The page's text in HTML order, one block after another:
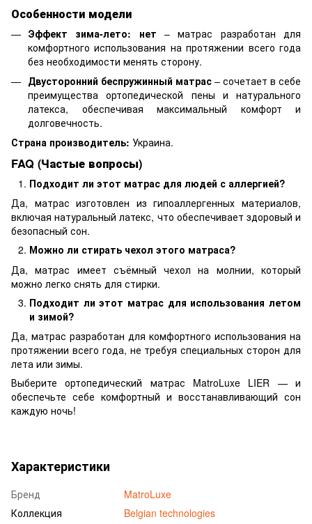
Особенности модели
Эффект зима-лето: нет – матрас разработан для
комфортного использования на протяжении всего года
без необходимости менять сторону.
Двусторонний беспружинный матрас – сочетает в себе
преимущества ортопедической пены и натурального
латекса, обеспечивая максимальный комфорт и
долговечность.
Страна производитель: Украина.
FAQ (Частые вопросы)
Подходит ли этот матрас для людей с аллергией?
Да, матрас изготовлен из гипоаллергенных материалов,
включая натуральный латекс, что обеспечивает здоровый и
безопасный сон.
Можно ли стирать чехол этого матраса?
Да, матрас имеет съёмный чехол на молнии, который
можно легко снять для стирки.
Подходит ли этот матрас для использования летом
и зимой?
Да, матрас разработан для комфортного использования на
протяжении всего года, не требуя специальных сторон для
лета или зимы.
Выберите ортопедический матрас MatroLuxe LIER — и
обеспечьте себе комфортный и восстанавливающий сон
каждую ночь!
Характеристики
Бренд
MatroLuxe
Коллекция
Belgian technologies